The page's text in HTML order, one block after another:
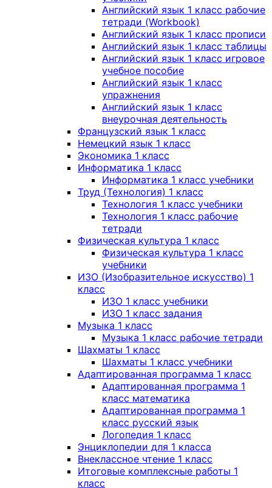
Английский язык 1 класс рабочие
тетради (Workbook)
Английский язык 1 класс прописи
Английский язык 1 класс таблицы
Английский язык 1 класс игровое
учебное пособие
Английский язык 1 класс
упражнения
Английский язык 1 класс
внеурочная деятельность
Французский язык 1 класс
Немецкий язык 1 класс
Экономика 1 класс
Информатика 1 класс
Информатика 1 класс учебники
Труд (Технология) 1 класс
Технология 1 класс учебники
Технология 1 класс рабочие
тетради
Физическая культура 1 класс
Физическая культура 1 класс
учебники
ИЗО (Изобразительное искусство) 1
класс
ИЗО 1 класс учебники
ИЗО 1 класс задания
Музыка 1 класс
Музыка 1 класс рабочие тетради
Шахматы 1 класс
Шахматы 1 класс учебники
Адаптированная программа 1 класс
Адаптированная программа 1
класс математика
Адаптированная программа 1
класс русский язык
Логопедия 1 класс
Энциклопедии для 1 класса
Внеклассное чтение 1 класс
Итоговые комплексные работы 1
класс